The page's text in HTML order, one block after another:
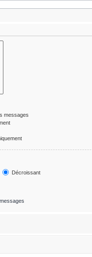
messages
Décroissant